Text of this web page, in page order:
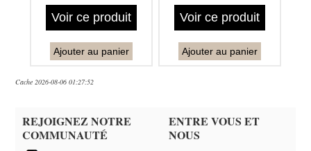
Voir ce produit
Ajouter au panier
Voir ce produit
Ajouter au panier
Cache 2026-08-06 01:27:52
REJOIGNEZ NOTRE
COMMUNAUTÉ
ENTRE VOUS ET
NOUS